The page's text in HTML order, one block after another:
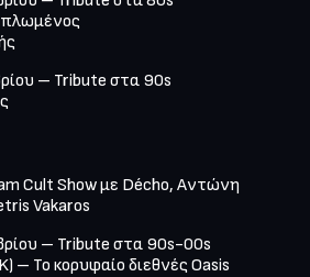
– Tribute στα 90s
Cult Show με Décho, Αντώνη
– Tribute στα 90s-00s
– Το κορυφαίο διεθνές Oasis